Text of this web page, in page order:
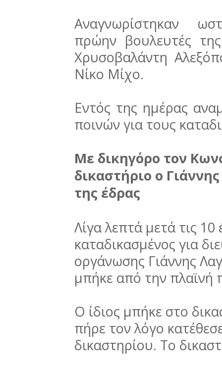
Αναγνωρίστηκαν
πρώην βουλευτές
Χρυσοβαλάντη
Νίκο Μίχο.
Εντός της ημέρας
ποινών για τους
Με δικηγόρο τον
δικαστήριο ο
της έδρας
Λίγα λεπτά μετά τις
καταδικασμένος για
οργάνωσης Γιάννης
μπήκε από την πλαϊνή
Ο ίδιος μπήκε στο
πήρε τον λόγο
δικαστηρίου. Το